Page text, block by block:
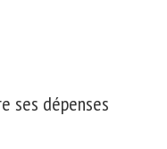
ses dépenses